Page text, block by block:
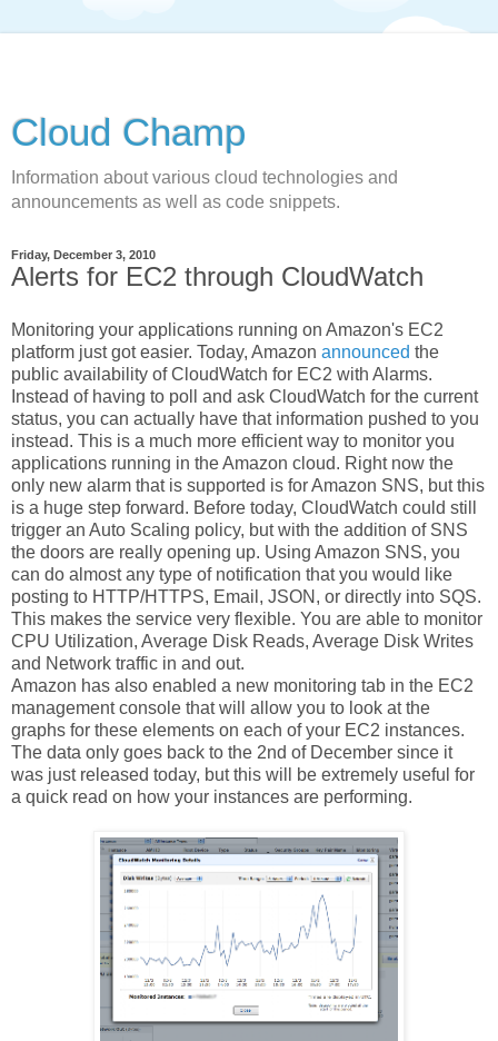
Cloud Champ
Information about various cloud technologies and
announcements as well as code snippets.
Friday, December 3, 2010
Alerts for EC2 through CloudWatch
Monitoring your applications running on Amazon's EC2
platform just got easier. Today, Amazon announced the
public availability of CloudWatch for EC2 with Alarms.
Instead of having to poll and ask CloudWatch for the current
status, you can actually have that information pushed to you
instead. This is a much more efficient way to monitor you
applications running in the Amazon cloud. Right now the
only new alarm that is supported is for Amazon SNS, but this
is a huge step forward. Before today, CloudWatch could still
trigger an Auto Scaling policy, but with the addition of SNS
the doors are really opening up. Using Amazon SNS, you
can do almost any type of notification that you would like
posting to HTTP/HTTPS, Email, JSON, or directly into SQS.
This makes the service very flexible. You are able to monitor
CPU Utilization, Average Disk Reads, Average Disk Writes
and Network traffic in and out.
Amazon has also enabled a new monitoring tab in the EC2
management console that will allow you to look at the
graphs for these elements on each of your EC2 instances.
The data only goes back to the 2nd of December since it
was just released today, but this will be extremely useful for
a quick read on how your instances are performing.